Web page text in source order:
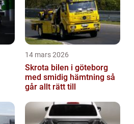
14 mars 2026
Skrota bilen i göteborg
med smidig hämtning så
går allt rätt till